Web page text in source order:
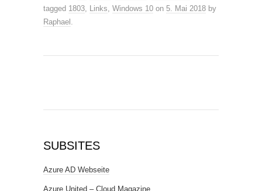
tagged 1803, Links, Windows 10 on 5. Mai 2018 by
Raphael .
SUBSITES
Azure AD Webseite
Azure United – Cloud Magazine